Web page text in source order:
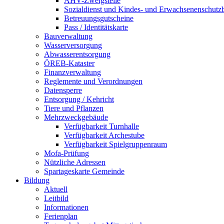
Sozialdienst und Kindes- und
Betreuungsgutscheine
Pass / Identitätskarte
Bauverwaltung
Wasserversorgung
Abwasserentsorgung
ÖREB-Kataster
Finanzverwaltung
Reglemente und Verordnungen
Datensperre
Entsorgung / Kehricht
Tiere und Pflanzen
Mehrzweckgebäude
Verfügbarkeit Turnhalle
Verfügbarkeit Archestube
Verfügbarkeit Spielgruppenraum
Mofa-Prüfung
Nützliche Adressen
Spartageskarte Gemeinde
Bildung
Aktuell
Leitbild
Informationen
Ferienplan